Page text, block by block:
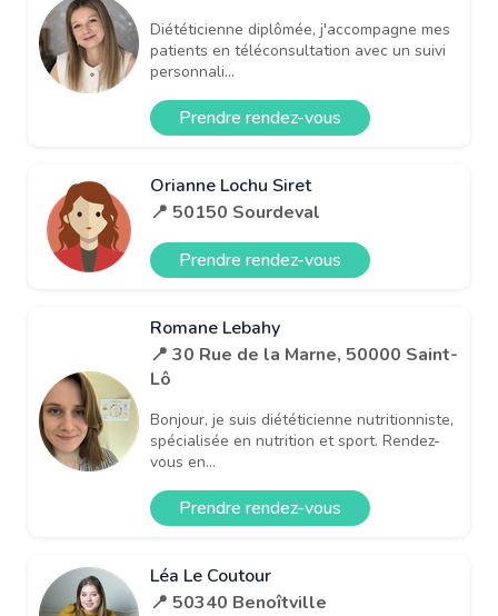
Diététicienne diplômée, j'accompagne mes
patients en téléconsultation avec un suivi
personnali...
Prendre rendez-vous
Orianne Lochu Siret
📍 50150 Sourdeval
Prendre rendez-vous
Romane Lebahy
📍 30 Rue de la Marne, 50000 Saint-
Lô
Bonjour, je suis diététicienne nutritionniste,
spécialisée en nutrition et sport. Rendez-
vous en...
Prendre rendez-vous
Léa Le Coutour
📍 50340 Benoîtville